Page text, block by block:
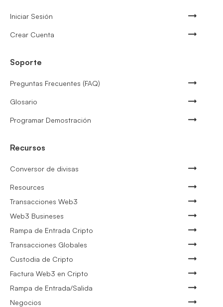
Iniciar Sesión
Crear Cuenta
Soporte
Preguntas Frecuentes (FAQ)
Glosario
Programar Demostración
Recursos
Conversor de divisas
Resources
Transacciones Web3
Web3 Busineses
Rampa de Entrada Cripto
Transacciones Globales
Custodia de Cripto
Factura Web3 en Cripto
Rampa de Entrada/Salida
Negocios